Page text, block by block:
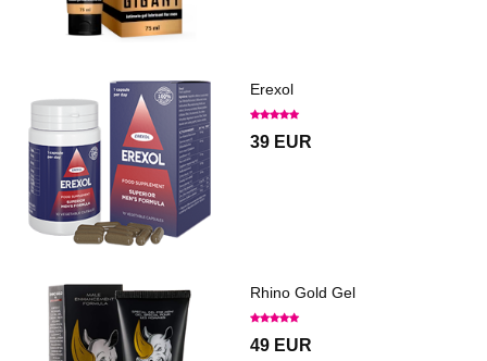
Erexol
39 EUR
Rhino Gold Gel
49 EUR